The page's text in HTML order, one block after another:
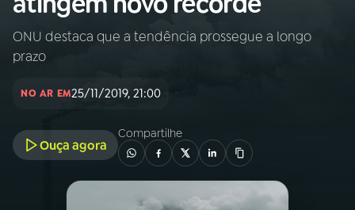
AO VIVO
INÍCIO
A RÁDIO
PROGRAMAÇÃO
ONU destaca que a tendência prossegue a longo
prazo
NO AR EM25/11/2019, 21:00
Ouça agora
Compartilhe